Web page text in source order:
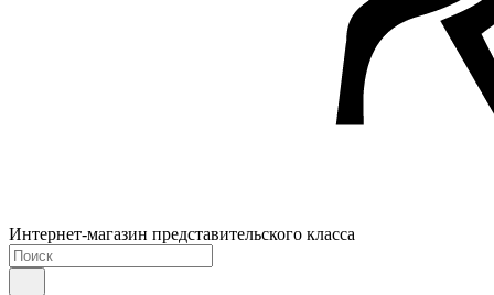
Интернет-магазин представительского класса